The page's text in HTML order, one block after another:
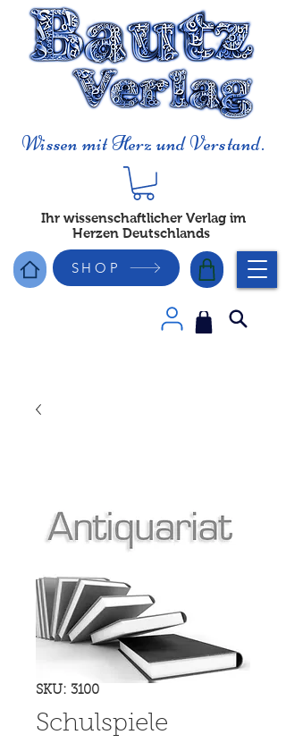
Wissen mit Herz und Verstand.
Ihr wissenschaftlicher Verlag im
Herzen Deutschlands
SHOP
SKU: 3100
Schulspiele